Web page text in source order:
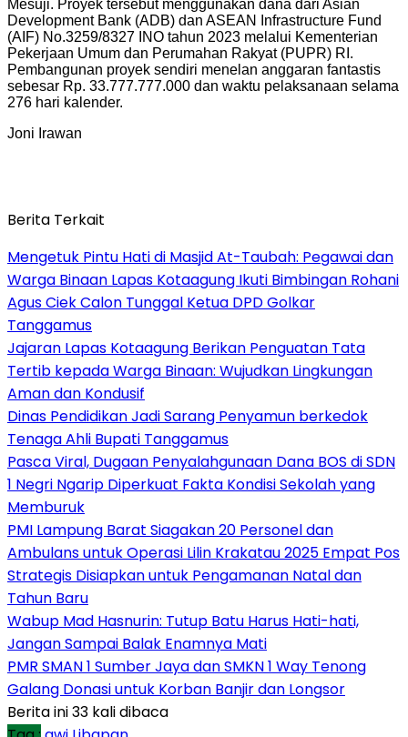
Mesuji. Proyek tersebut menggunakan dana dari Asian
Development Bank (ADB) dan ASEAN Infrastructure Fund
(AIF) No.3259/8327 INO tahun 2023 melalui Kementerian
Pekerjaan Umum dan Perumahan Rakyat (PUPR) RI.
Pembangunan proyek sendiri menelan anggaran fantastis
sebesar Rp. 33.777.777.000 dan waktu pelaksanaan selama
276 hari kalender.
Joni Irawan
Berita Terkait
Mengetuk Pintu Hati di Masjid At-Taubah: Pegawai dan
Warga Binaan Lapas Kotaagung Ikuti Bimbingan Rohani
Agus Ciek Calon Tunggal Ketua DPD Golkar
Tanggamus
Jajaran Lapas Kotaagung Berikan Penguatan Tata
Tertib kepada Warga Binaan: Wujudkan Lingkungan
Aman dan Kondusif
Dinas Pendidikan Jadi Sarang Penyamun berkedok
Tenaga Ahli Bupati Tanggamus
Pasca Viral, Dugaan Penyalahgunaan Dana BOS di SDN
1 Negri Ngarip Diperkuat Fakta Kondisi Sekolah yang
Memburuk
PMI Lampung Barat Siagakan 20 Personel dan
Ambulans untuk Operasi Lilin Krakatau 2025 Empat Pos
Strategis Disiapkan untuk Pengamanan Natal dan
Tahun Baru
Wabup Mad Hasnurin: Tutup Batu Harus Hati-hati,
Jangan Sampai Balak Enamnya Mati
PMR SMAN 1 Sumber Jaya dan SMKN 1 Way Tenong
Galang Donasi untuk Korban Banjir dan Longsor
Berita ini 33 kali dibaca